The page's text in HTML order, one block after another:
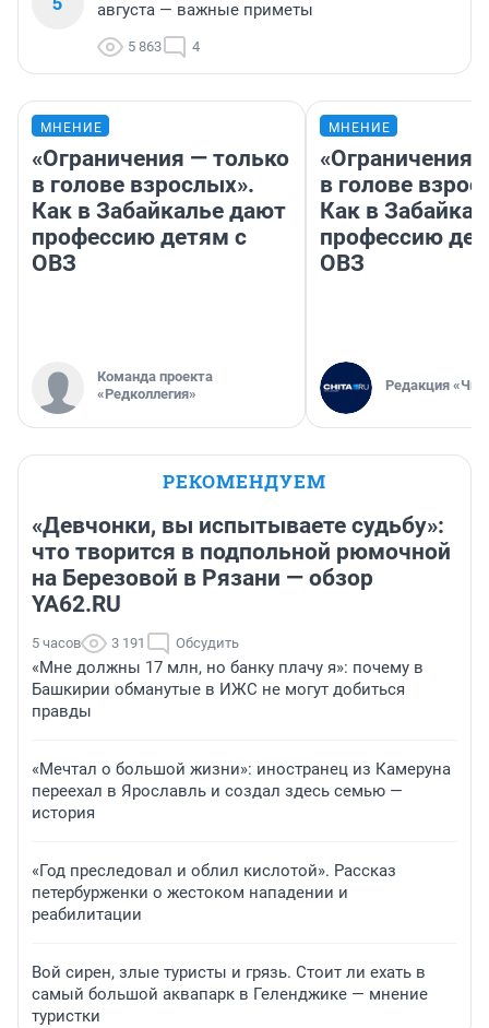
августа — важные приметы
5 863 4
МНЕНИЕ
«Ограничения — только
в голове взрослых».
Как в Забайкалье дают
профессию детям с
ОВЗ
Команда проекта
«Редколлегия»
МНЕНИЕ
«Ограничения
в голове
Как в
профессию
ОВЗ
Редакция
РЕКОМЕНДУЕМ
«Девчонки, вы испытываете судьбу»:
что творится в подпольной рюмочной
на Березовой в Рязани — обзор
YA62.RU
5 часов 3 191 Обсудить
«Мне должны 17 млн, но банку плачу я»: почему в
Башкирии обманутые в ИЖС не могут добиться
правды
«Мечтал о большой жизни»: иностранец из Камеруна
переехал в Ярославль и создал здесь семью —
история
«Год преследовал и облил кислотой». Рассказ
петербурженки о жестоком нападении и
реабилитации
Вой сирен, злые туристы и грязь. Стоит ли ехать в
самый большой аквапарк в Геленджике — мнение
туристки